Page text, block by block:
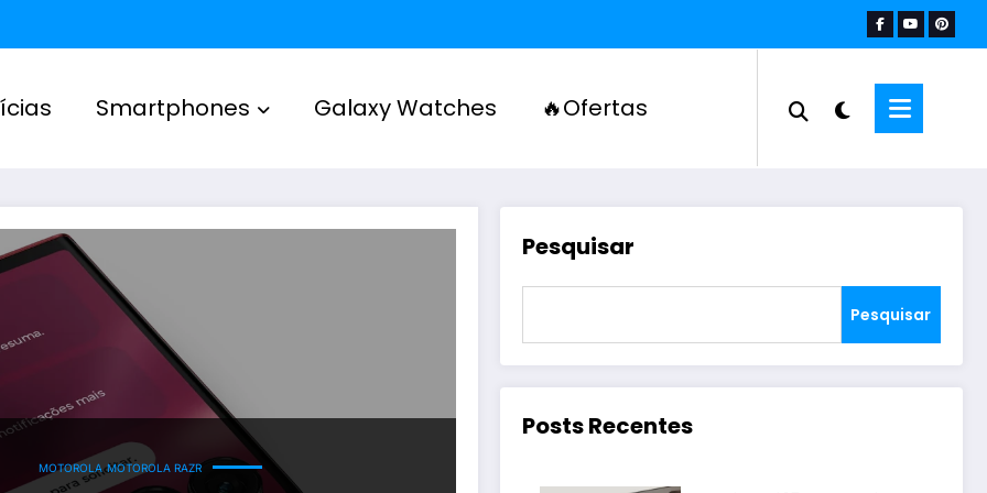
Smartphones Galaxy Watches 🔥Ofertas
MOTOROLA MOTOROLA RAZR
Pesquisar
Pesquisar
Posts Recentes